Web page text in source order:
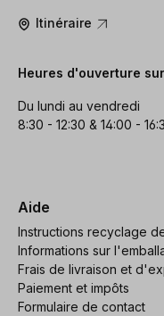
Itinéraire
Heures d'ouverture
Du lundi au vendredi
8:30 - 12:30 & 14:00 -
Aide
Instructions recyclage
Informations sur
Frais de livraison et
Paiement et impôts
Formulaire de contact